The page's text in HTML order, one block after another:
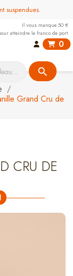
suspendues.
search
0
Il vous manque 50 €
atteindre le franco de port
Grand Cru de
CRU DE